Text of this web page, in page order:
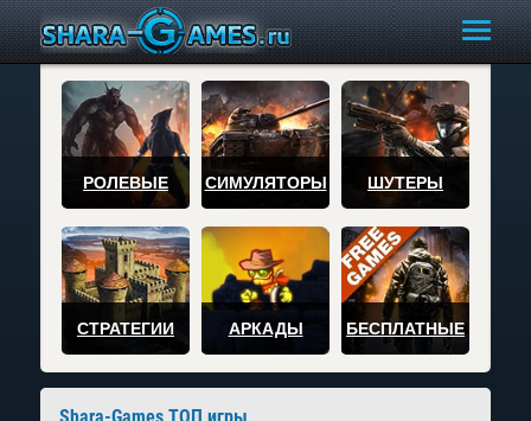
РОЛЕВЫЕ СИМУЛЯТОРЫ ШУТЕРЫ
СТРАТЕГИИ АРКАДЫ БЕСПЛАТНЫЕ